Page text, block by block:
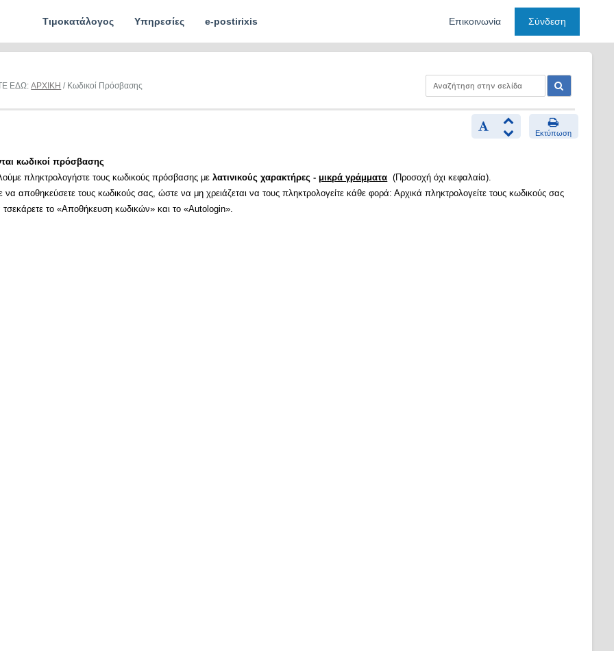
Τιμοκατάλογος Υπηρεσίες e-postirixis Επικοινωνία Σύνδεση
ΕΔΩ:ΑΡΧΙΚΗ / Κωδικοί Πρόσβασης
Εκτύπωση
κωδικοί πρόσβασης
πληκτρολογήστε τους κωδικούς πρόσβασης μελατινικούς χαρακτήρες - μικρά γράμματα (Προσοχή όχι κεφαλαία).
να αποθηκεύσετε τους κωδικούς σας, ώστε να μη χρειάζεται να τους πληκτρολογείτε κάθε φορά: Αρχικά πληκτρολογείτε τους κωδικούς σας
τσεκάρετε το «Αποθήκευση κωδικών» και το «Autologin».